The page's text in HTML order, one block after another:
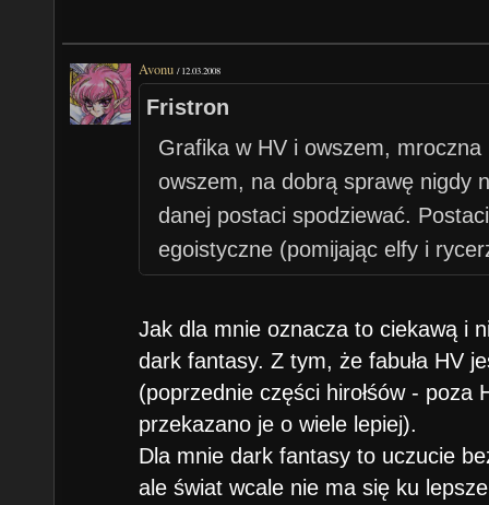
Avonu /12.03.2008
Fristron
Grafika w HV i owszem, mroczna
owszem, na dobrą sprawę nigdy
danej postaci spodziewać.
egoistyczne (pomijając elfy i
wiadomo, jak się zachowają w
Jak dla mnie oznacza to ciekawą i
dark fantasy. Z tym, że fabuła HV
(poprzednie części hirołśów - poza
przekazano je o wiele lepiej).
Dla mnie dark fantasy to uczucie
ale świat wcale nie ma się ku